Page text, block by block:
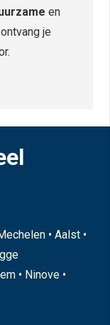
en
je
• Aalst •
• Ninove •